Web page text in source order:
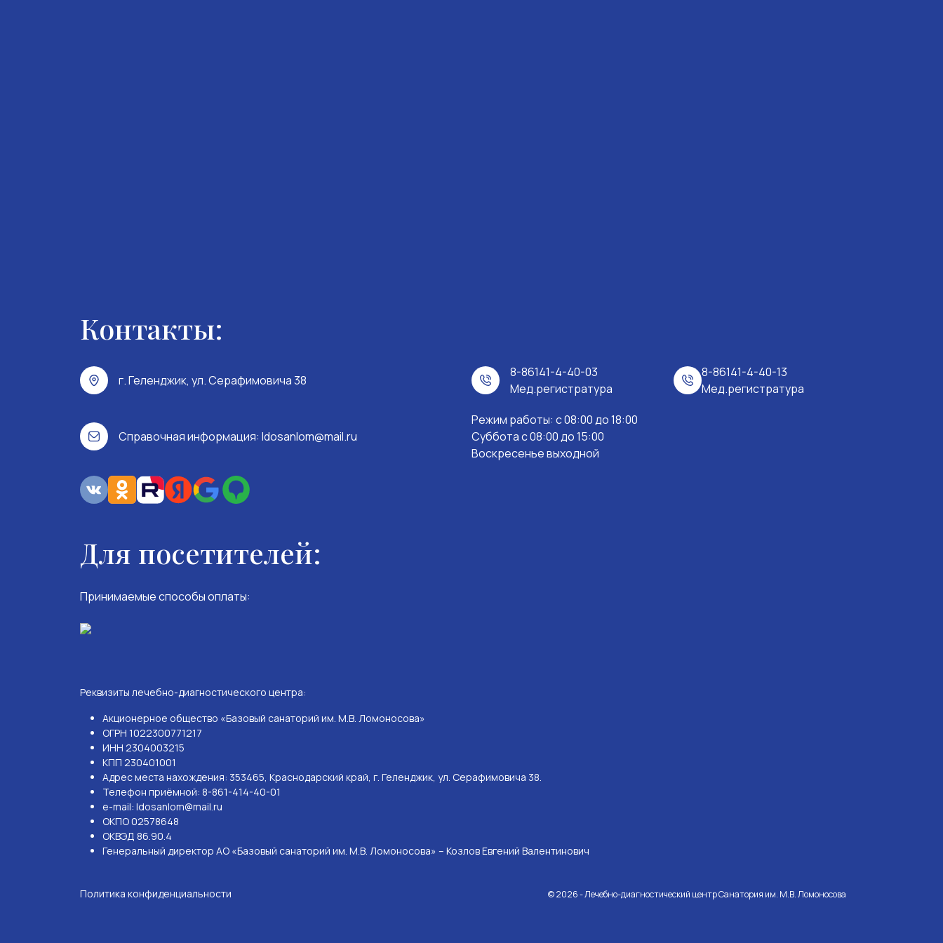
Контакты:
г. Геленджик, ул. Серафимовича 38
8-86141-4-40-03
Мед.регистратура
8-86141-4-40-13
Мед.регистратура
Справочная информация: ldosanlom@mail.ru
Режим работы: c 08:00 до 18:00
Суббота с 08:00 до 15:00
Воскресенье выходной
Для посетителей:
Принимаемые способы оплаты:
Реквизиты лечебно-диагностического центра:
Акционерное общество «Базовый санаторий им. М.В. Ломоносова»
ОГРН 1022300771217
ИНН 2304003215
КПП 230401001
Адрес места нахождения: 353465, Краснодарский край, г. Геленджик, ул. Серафимовича 38.
Телефон приёмной: 8-861-414-40-01
e-mail: ldosanlom@mail.ru
ОКПО 02578648
ОКВЭД 86.90.4
Генеральный директор АО «Базовый санаторий им. М.В. Ломоносова» – Козлов Евгений Валентинович
Политика конфиденциальности © 2026 - Лечебно-диагностический центр Санатория им. М.В. Ломоносова